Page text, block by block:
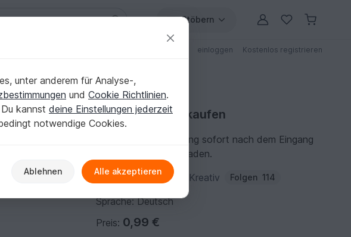
Stöbern
einloggen Kostenlos registrieren
Strickanleitung kaufen
Du kannst die Anleitung sofort nach dem Eingang
der Zahlung herunterladen.
Autor: KerstinMuenchKreativ Folgen 114
Sprache: Deutsch
Preis: 0,99 €
unter anderem für Analyse-,
und Cookie Richtlinien.
kannst deine Einstellungen jederzeit
notwendige Cookies.
Ablehnen Alle akzeptieren